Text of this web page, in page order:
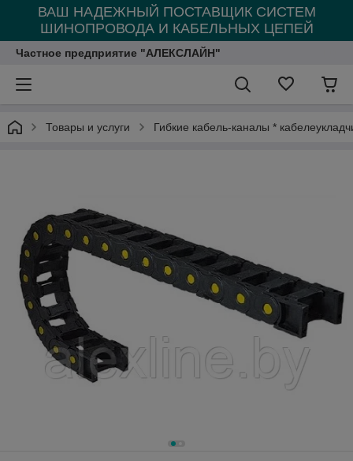
ВАШ НАДЕЖНЫЙ ПОСТАВЩИК СИСТЕМ
ШИНОПРОВОДА И КАБЕЛЬНЫХ ЦЕПЕЙ
Частное предприятие "АЛЕКСЛАЙН"
Товары и услуги Гибкие кабель-каналы *